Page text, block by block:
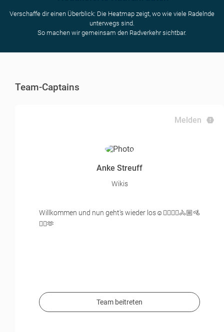
Verschaffe dir einen Überblick: Die Heatmap zeigt, wo wie viele Radelnde
unterwegs sind.
So machen wir gemeinsam den Radverkehr sichtbar.
Team-Captains
Melden
Anke Streuff
Wikis
Willkommen und nun geht's wieder los☺️🚴‍♂️🚴‍♂️🚴🏼🚵
🚵‍♀️🫶
Team beitreten